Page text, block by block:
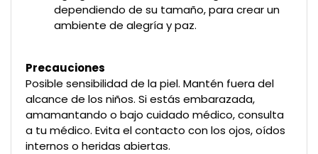
dependiendo de su tamaño, para crear un
ambiente de alegría y paz.
Precauciones
Posible sensibilidad de la piel. Mantén fuera del
alcance de los niños. Si estás embarazada,
amamantando o bajo cuidado médico, consulta
a tu médico. Evita el contacto con los ojos, oídos
internos o heridas abiertas.